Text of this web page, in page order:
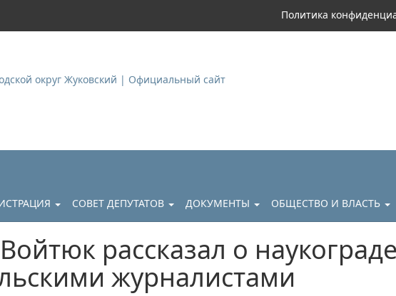
Политика
СОВЕТ ДЕПУТАТОВ ДОКУМЕНТЫ ОБЩЕСТВО И ВЛАСТЬ
рассказал о
журналистами